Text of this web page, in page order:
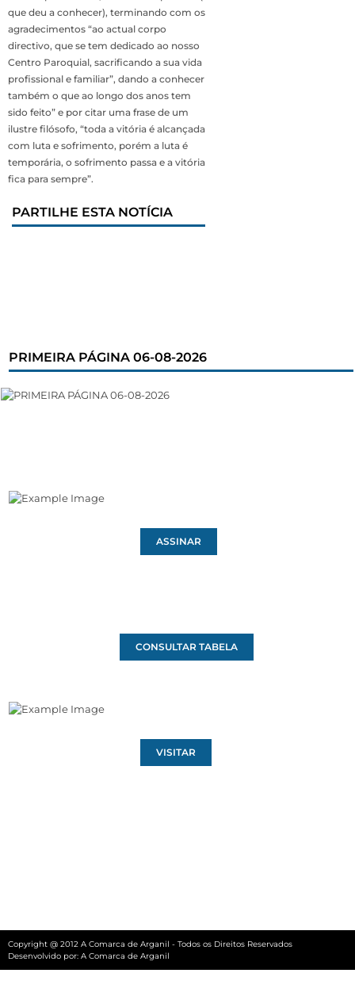
que deu a conhecer), terminando com os
agradecimentos “ao actual corpo
directivo, que se tem dedicado ao nosso
Centro Paroquial, sacrificando a sua vida
profissional e familiar”, dando a conhecer
também o que ao longo dos anos tem
sido feito” e por citar uma frase de um
ilustre filósofo, “toda a vitória é alcançada
com luta e sofrimento, porém a luta é
temporária, o sofrimento passa e a vitória
fica para sempre”.
PARTILHE ESTA NOTÍCIA
PRIMEIRA PÁGINA 06-08-2026
ASSINAR
CONSULTAR TABELA
VISITAR
Copyright @ 2012 A Comarca de Arganil - Todos os Direitos Reservados
Desenvolvido por: A Comarca de Arganil